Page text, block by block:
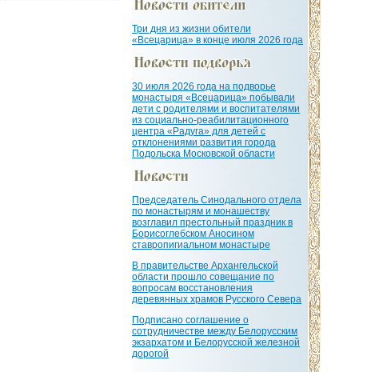
Три дня из жизни обители
«Всецарица» в конце июля 2026 года
30 июля 2026 года на подворье
монастыря «Всецарица» побывали
дети с родителями и воспитателями
из социально-реабилитационного
центра «Радуга» для детей с
отклонениями развития города
Подольска Московской области
Председатель Синодального отдела
по монастырям и монашеству
возглавил престольный праздник в
Борисоглебском Аносином
ставропигиальном монастыре
В правительстве Архангельской
области прошло совещание по
вопросам восстановления
деревянных храмов Русского Севера
Подписано соглашение о
сотрудничестве между Белорусским
экзархатом и Белорусской железной
дорогой